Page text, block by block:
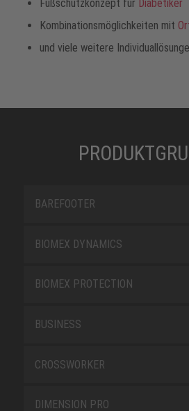
Fußschutzkonzept für Diabetiker
Kombinationsmöglichkeiten mit
und viele weitere
BAREFOOTER
BIOMEX DYNAMICS
BIOMEX PROTECTION
BUSINESS
CROSSWORKER
DIMENSION PRO